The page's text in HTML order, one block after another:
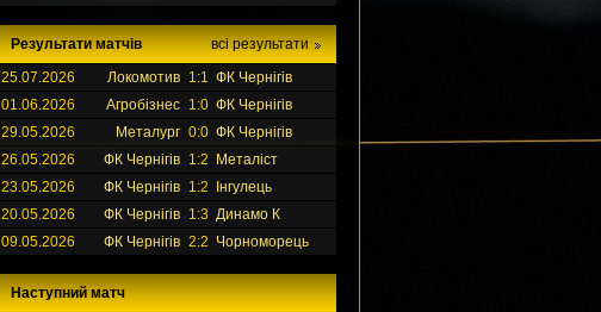
всі результати
Результати матчів
25.07.2026
Локомотив 1:1 ФК Чернігів
01.06.2026
Агробізнес 1:0 ФК Чернігів
29.05.2026
Металург 0:0 ФК Чернігів
26.05.2026
ФК Чернігів 1:2
Металіст
23.05.2026
ФК Чернігів 1:2
Інгулець
20.05.2026
ФК Чернігів 1:3 Динамо К
09.05.2026
ФК Чернігів 2:2 Чорноморець
Наступний матч